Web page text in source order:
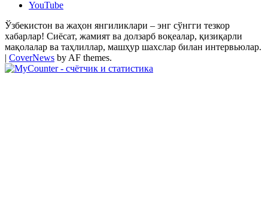
YouTube
Ўзбекистон ва жаҳон янгиликлари – энг сўнгги тезкор
хабарлар! Сиёсат, жамият ва долзарб воқеалар, қизиқарли
мақолалар ва таҳлиллар, машҳур шахслар билан интервьюлар.
| CoverNews by AF themes.